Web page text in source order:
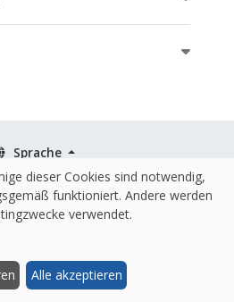
Richtlinien
& ISO 27001
Sprache
dieser Cookies sind notwendig,
funktioniert. Andere werden
verwendet.
Alle akzeptieren